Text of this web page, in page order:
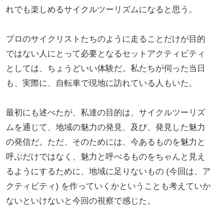
れでも楽しめるサイクルツーリズムになると思う。
プロのサイクリストたちのように走ることだけが目的
ではない人にとって必要となるセットアクティビティ
としては、ちょうどいい体験だ。私たちが伺った当日
も、実際に、自転車で現地に訪れている人もいた。
最初にも述べたが、私達の目的は、サイクルツーリズ
ムを通じて、地域の魅力の発見、及び、発見した魅力
の発信だ。ただ、そのためには、今あるものを魅力と
呼ぶだけではなく、魅力と呼べるものをちゃんと見え
るようにするために、地域に足りないもの (今回は、ア
クティビティ) を作っていくかということも考えていか
ないといけないと今回の視察で感じた。